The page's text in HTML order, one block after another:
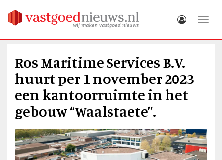
Ros Maritime Services B.V.
huurt per 1 november 2023
een kantoorruimte in het
gebouw “Waalstaete”.